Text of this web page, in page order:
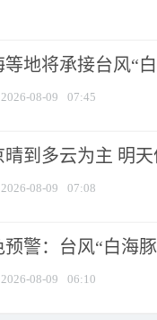
等地将承接台风“
2026-08-09 07:45
晴到多云为主 明
2026-08-09 07:08
预警：台风“白海
2026-08-09 06:10